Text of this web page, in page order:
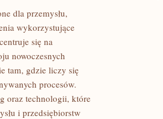
dla przemysłu,
wykorzystujące
się na
nowoczesnych
tam, gdzie liczy się
procesów.
oraz technologii, które
i przedsiębiorstw